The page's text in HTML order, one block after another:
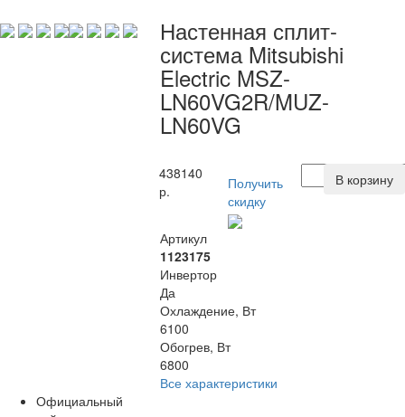
Настенная сплит-
система Mitsubishi
Electric MSZ-
LN60VG2R/MUZ-
LN60VG
438140
р.
Получить
скидку
В корзину
Артикул
1123175
Инвертор
Да
Охлаждение, Вт
6100
Обогрев, Вт
6800
Все характеристики
Официальный